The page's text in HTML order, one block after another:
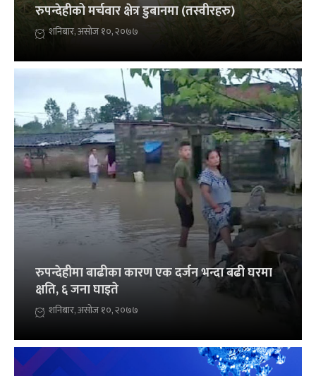
रुपन्देहीको मर्चवार क्षेत्र डुबानमा (तस्वीरहरु)
शनिबार, असोज १०, २०७७
रुपन्देहीमा बाढीका कारण एक दर्जन भन्दा बढी घरमा
क्षति, ६ जना घाइते
शनिबार, असोज १०, २०७७